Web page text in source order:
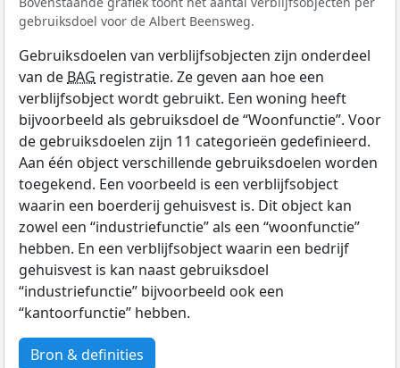
gebruiksdoel voor de Albert Beensweg.
Gebruiksdoelen van verblijfsobjecten zijn onderdeel
van deBAG registratie. Ze geven aan hoe een
verblijfsobject wordt gebruikt. Een woning heeft
bijvoorbeeld als gebruiksdoel de “Woonfunctie”. Voor
de gebruiksdoelen zijn 11 categorieën gedefinieerd.
Aan één object verschillende gebruiksdoelen worden
toegekend. Een voorbeeld is een verblijfsobject
waarin een boerderij gehuisvest is. Dit object kan
zowel een “industriefunctie” als een “woonfunctie”
hebben. En een verblijfsobject waarin een bedrijf
gehuisvest is kan naast gebruiksdoel
“industriefunctie” bijvoorbeeld ook een
“kantoorfunctie” hebben.
Bron & definities